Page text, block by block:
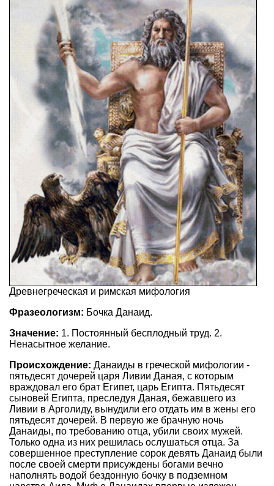
Древнегреческая и римская мифология
Фразеологизм: Бочка Данаид.
Значение: 1. Постоянный бесплодный труд. 2.
Ненасытное желание.
Происхождение: Данаиды в греческой мифологии -
пятьдесят дочерей царя Ливии Даная, с которым
враждовал его брат Египет, царь Египта. Пятьдесят
сыновей Египта, преследуя Даная, бежавшего из
Ливии в Арголиду, вынудили его отдать им в жены его
пятьдесят дочерей. В первую же брачную ночь
Данаиды, по требованию отца, убили своих мужей.
Только одна из них решилась ослушаться отца. За
совершенное преступление сорок девять Данаид были
после своей смерти присуждены богами вечно
наполнять водой бездонную бочку в подземном